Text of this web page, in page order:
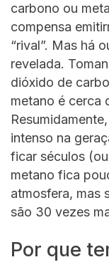
carbono ou
compensa
“rival”. Mas há
revelada.
dióxido de
metano é cerca
intenso na
ficar séculos
metano fica
atmosfera, mas
são 30 vezes
Por que